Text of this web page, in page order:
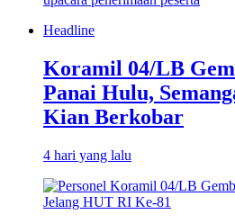
Headline
Koramil 04/LB
Panai Hulu,
Kian Berkobar
4 hari yang lalu